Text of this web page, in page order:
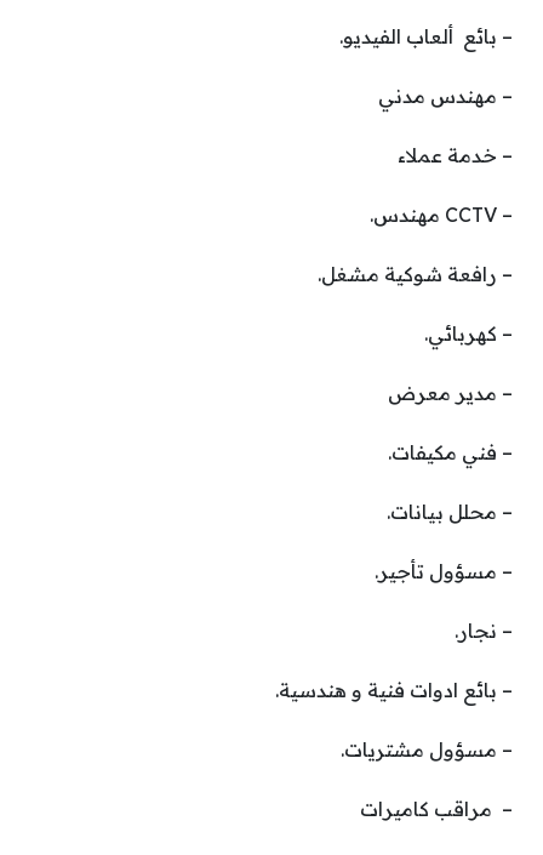
– بائع ألعاب الفيديو.
– مهندس مدني
– خدمة عملاء
– CCTV مهندس.
– رافعة شوكية مشغل.
– كهربائي.
– مدير معرض
– فني مكيفات.
– محلل بيانات.
– مسؤول تأجير.
– نجار.
– بائع ادوات فنية و هندسية.
– مسؤول مشتريات.
– مراقب كاميرات